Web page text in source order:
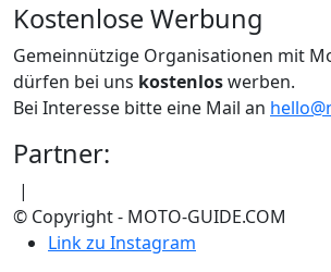
Kostenlose Werbung
Gemeinnützige Organisationen mit
dürfen bei uns kostenloswerben.
Bei Interesse bitte eine Mail an
Partner:
|
© Copyright - MOTO-GUIDE.COM
Link zu Instagram